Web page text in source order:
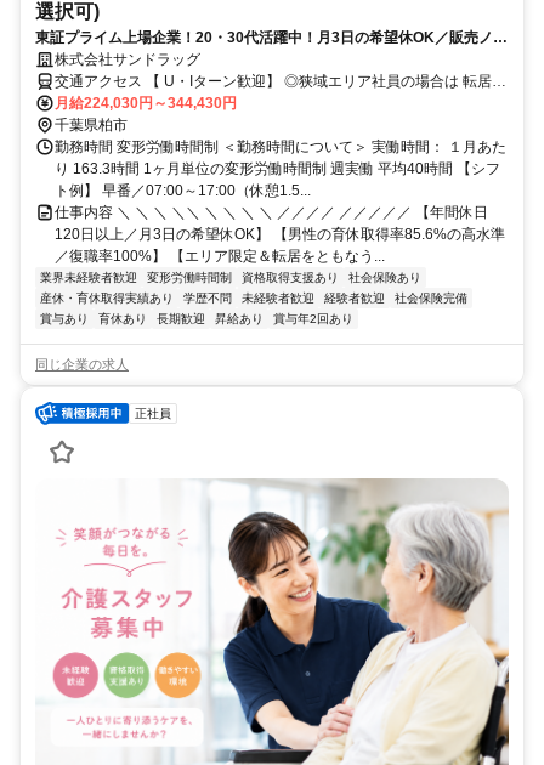
選択可)
東証プライム上場企業！20・30代活躍中！月3日の希望休OK／販売ノル
マなし／年収例32歳SV816万円／販促企画～商品管理など店舗運営がメ
インの仕事
株式会社サンドラッグ
交通アクセス 【 U・Iターン歓迎】 ◎狭域エリア社員の場合は 転居を
伴う転勤はありません。 ◎マイカー通勤OK
月給224,030円～344,430円
千葉県柏市
勤務時間 変形労働時間制 ＜勤務時間について＞ 実働時間： １月あた
り 163.3時間 1ヶ月単位の変形労働時間制 週実働 平均40時間 【シフ
ト例】 早番／07:00～17:00（休憩1.5...
仕事内容 ＼ ＼ ＼ ＼＼ ＼ ＼ ＼ ＼ ／／／／ ／／／／／ 【年間休日
120日以上／月3日の希望休OK】 【男性の育休取得率85.6%の高水準
／復職率100%】 【エリア限定＆転居をともなう...
業界未経験者歓迎 変形労働時間制 資格取得支援あり
社会保険あり
産休・育休取得実績あり
学歴不問 未経験者歓迎 経験者歓迎
社会保険完備
賞与あり
育休あり 長期歓迎 昇給あり 賞与年2回あり
同じ企業の求人
正社員